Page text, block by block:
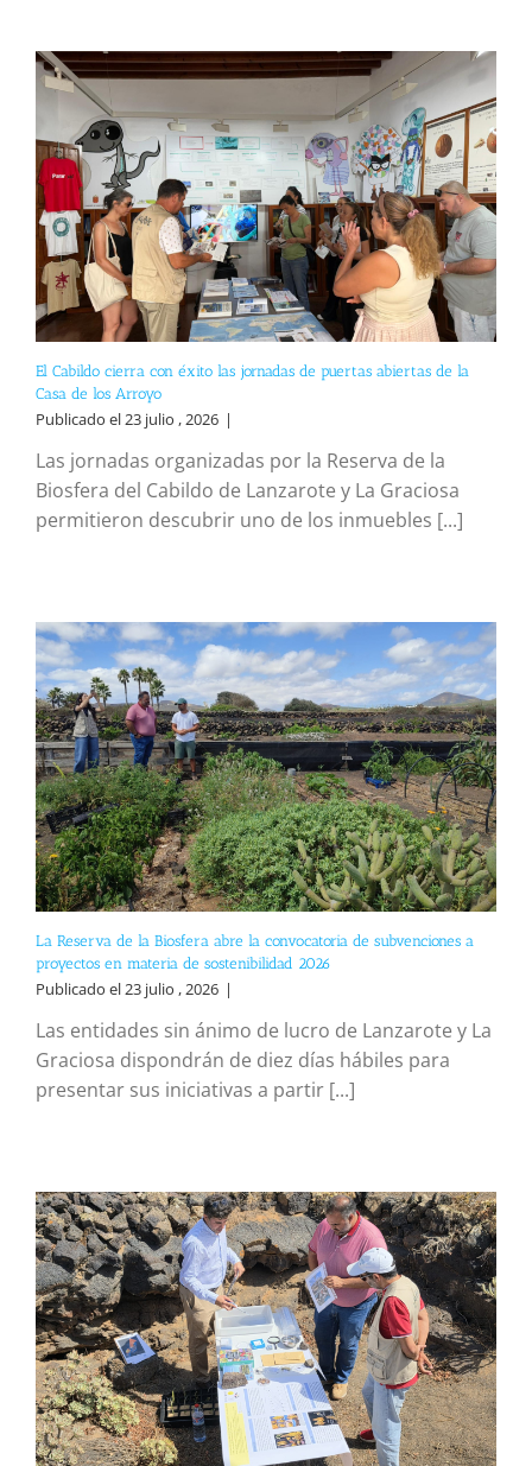
El Cabildo cierra con éxito las jornadas de puertas abiertas de la
Casa de los Arroyo
Publicado el 23 julio , 2026 |
Las jornadas organizadas por la Reserva de la
Biosfera del Cabildo de Lanzarote y La Graciosa
permitieron descubrir uno de los inmuebles [...]
La Reserva de la Biosfera abre la convocatoria de subvenciones a
proyectos en materia de sostenibilidad 2026
Publicado el 23 julio , 2026 |
Las entidades sin ánimo de lucro de Lanzarote y La
Graciosa dispondrán de diez días hábiles para
presentar sus iniciativas a partir [...]